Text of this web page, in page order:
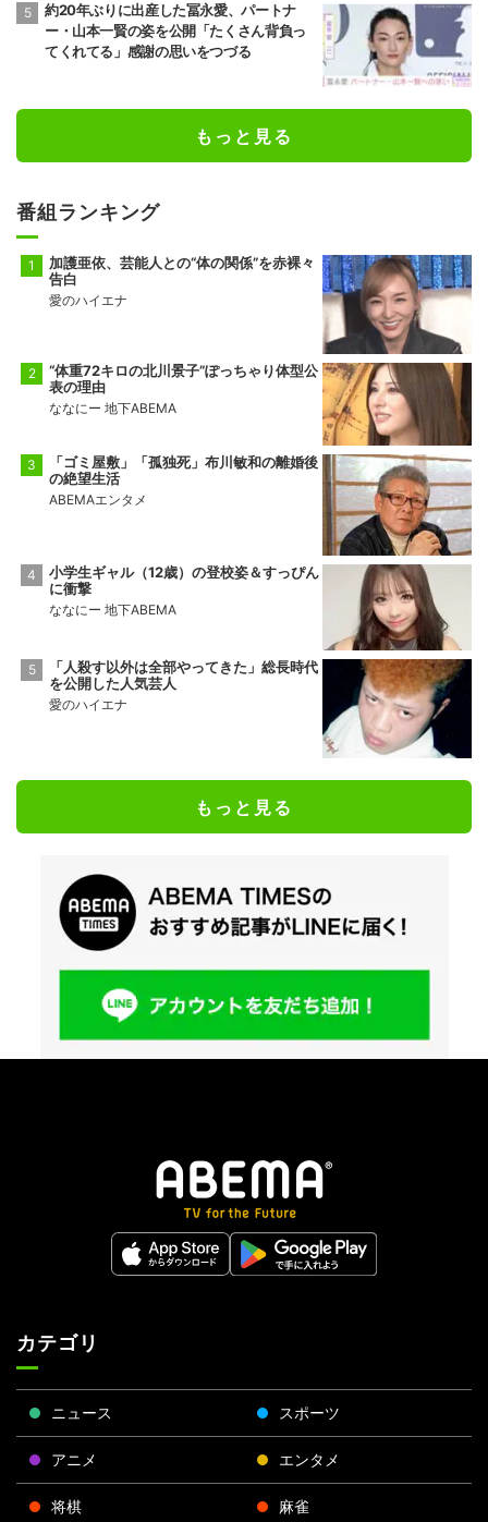
約20年ぶりに出産した冨永愛、パートナ
ー・山本一賢の姿を公開「たくさん背負っ
てくれてる」感謝の思いをつづる
もっと見る
番組ランキング
加護亜依、芸能人との“体の関係”を赤裸々
告白
愛のハイエナ
“体重72キロの北川景子”ぽっちゃり体型公
表の理由
ななにー 地下ABEMA
「ゴミ屋敷」「孤独死」布川敏和の離婚後
の絶望生活
ABEMAエンタメ
小学生ギャル（12歳）の登校姿＆すっぴん
に衝撃
ななにー 地下ABEMA
「人殺す以外は全部やってきた」総長時代
を公開した人気芸人
愛のハイエナ
もっと見る
カテゴリ
ニュース スポーツ
アニメ エンタメ
将棋 麻雀